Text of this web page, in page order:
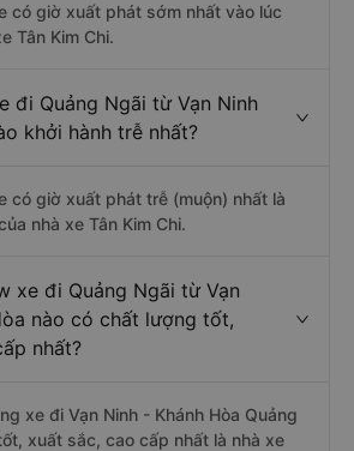
có giờ xuất phát sớm nhất vào lúc
Tân Kim Chi.
đi Quảng Ngãi từ Vạn Ninh
khởi hành trễ nhất?
có giờ xuất phát trễ (muộn) nhất là
nhà xe Tân Kim Chi.
xe đi Quảng Ngãi từ Vạn
nào có chất lượng tốt,
nhất?
xe đi Vạn Ninh - Khánh Hòa Quảng
xuất sắc, cao cấp nhất là nhà xe